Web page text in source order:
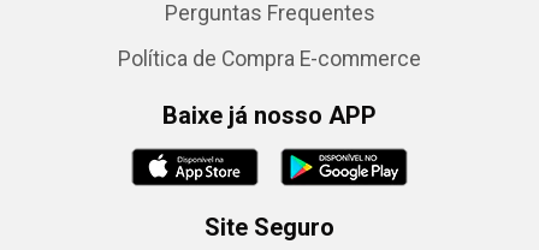
Perguntas Frequentes
Política de Compra E-commerce
Baixe já nosso APP
Site Seguro